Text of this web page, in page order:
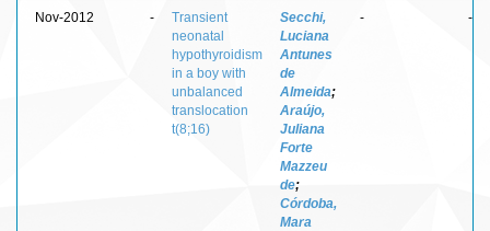
Nov-2012 -
Transient
neonatal
hypothyroidism
in a boy with
unbalanced
translocation
t(8;16)
Secchi,
Luciana
Antunes
de
Almeida;
Araújo,
Juliana
Forte
Mazzeu
de;
Córdoba,
Mara
- -